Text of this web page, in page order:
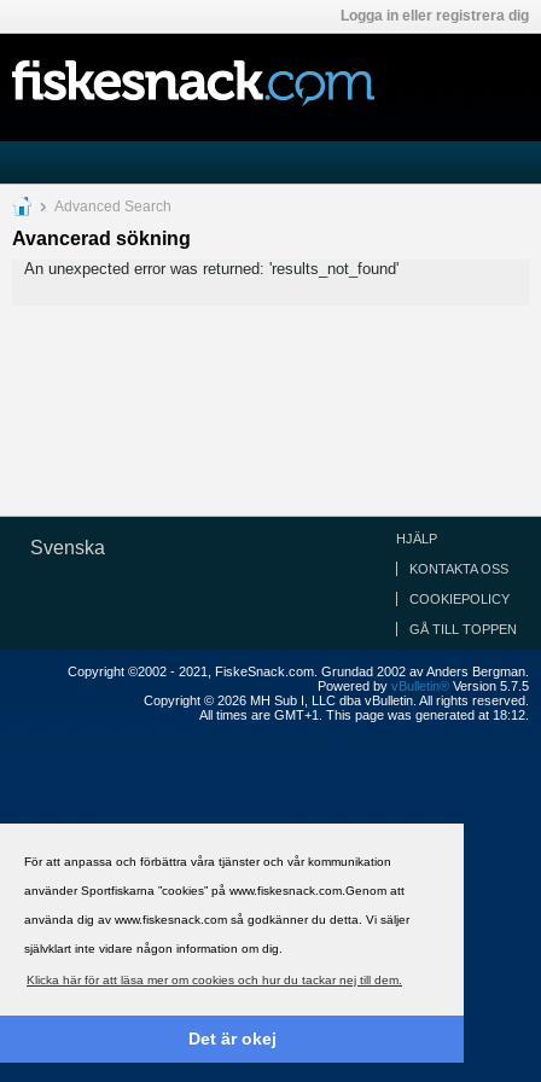
För att anpassa och förbättra våra tjänster och vår kommunikation
använder Sportfiskarna ”cookies” på www.fiskesnack.com.Genom att
använda dig av www.fiskesnack.com så godkänner du detta. Vi säljer
självklart inte vidare någon information om dig.
Klicka här för att läsa mer om cookies och hur du tackar nej till dem.
Det är okej
Logga in eller registrera dig
Advanced Search
Avancerad sökning
An unexpected error was returned: 'results_not_found'
Svenska HJÄLP
KONTAKTA OSS
COOKIEPOLICY
GÅ TILL TOPPEN
Copyright ©2002 - 2021, FiskeSnack.com. Grundad 2002 av Anders Bergman.
Powered by vBulletin® Version 5.7.5
Copyright © 2026 MH Sub I, LLC dba vBulletin. All rights reserved.
All times are GMT+1. This page was generated at 18:12.